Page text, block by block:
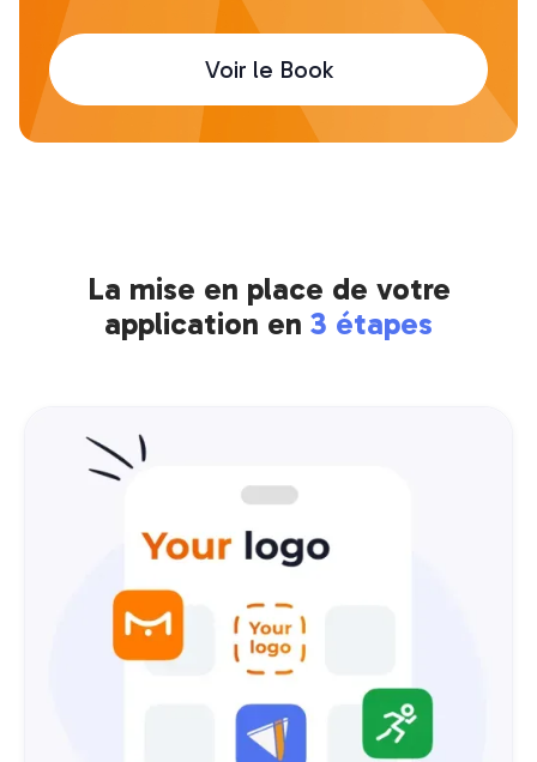
Voir le Book
La mise en place de votre
application en 3 étapes